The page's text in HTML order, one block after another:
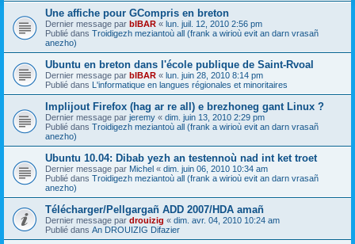
Une affiche pour GCompris en breton
Dernier message par bIBAR « lun. juil. 12, 2010 2:56 pm
Publié dans Troidigezh meziantoù all (frank a wirioù evit an darn vrasañ
anezho)
Ubuntu en breton dans l'école publique de Saint-Rvoal
Dernier message par bIBAR « lun. juin 28, 2010 8:14 pm
Publié dans L'informatique en langues régionales et minoritaires
Implijout Firefox (hag ar re all) e brezhoneg gant Linux ?
Dernier message par jeremy « dim. juin 13, 2010 2:29 pm
Publié dans Troidigezh meziantoù all (frank a wirioù evit an darn vrasañ
anezho)
Ubuntu 10.04: Dibab yezh an testennoù nad int ket troet
Dernier message par Michel « dim. juin 06, 2010 10:34 am
Publié dans Troidigezh meziantoù all (frank a wirioù evit an darn vrasañ
anezho)
Télécharger/Pellgargañ ADD 2007/HDA amañ
Dernier message par drouizig « dim. avr. 04, 2010 10:24 am
Publié dans An DROUIZIG Difazier